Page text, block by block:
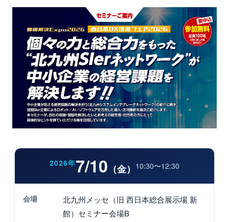
2026年7/10 （金） 10:30〜12:30
会場
北九州メッセ（旧 西日本総合展示場 新
館）セミナー会場B